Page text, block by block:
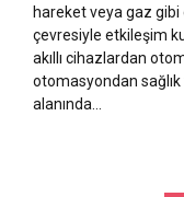
hareket veya gaz
çevresiyle etkileşim
akıllı cihazlardan
otomasyondan
alanında...